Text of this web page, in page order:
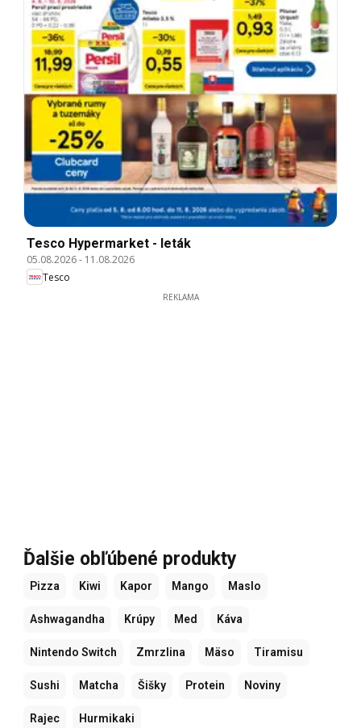
Tesco Hypermarket - leták
05.08.2026- 11.08.2026
Tesco
REKLAMA
Ďalšie obľúbené produkty
Pizza Kiwi Kapor Mango Maslo
Ashwagandha Krúpy Med Káva
Nintendo Switch Zmrzlina Mäso Tiramisu
Sushi Matcha Šišky Protein Noviny
Rajec Hurmikaki